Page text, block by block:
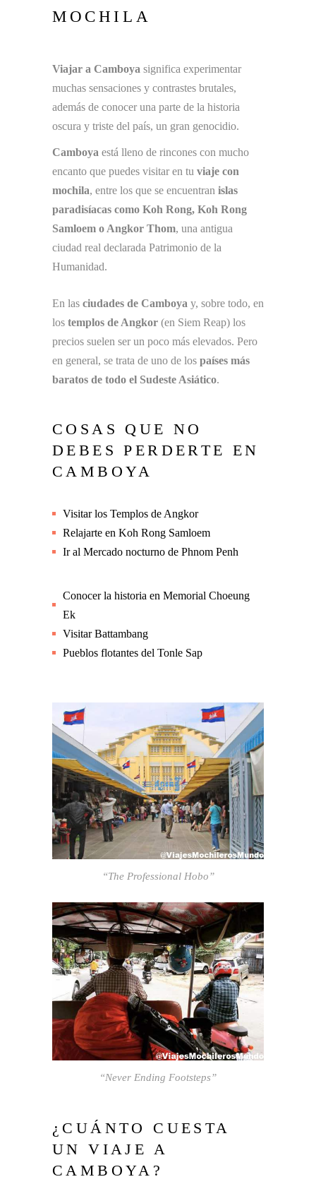
MOCHILA
Viajar a Camboya significa experimentar
muchas sensaciones y contrastes brutales,
además de conocer una parte de la historia
oscura y triste del país, un gran genocidio.
Camboya está lleno de rincones con mucho
encanto que puedes visitar en tu viaje con
mochila, entre los que se encuentran islas
paradisíacas como Koh Rong, Koh Rong
Samloem o Angkor Thom, una antigua
ciudad real declarada Patrimonio de la
Humanidad.
En las ciudades de Camboya y, sobre todo, en
los templos de Angkor (en Siem Reap) los
precios suelen ser un poco más elevados. Pero
en general, se trata de uno de los países más
baratos de todo el Sudeste Asiático.
COSAS QUE NO
DEBES PERDERTE EN
CAMBOYA
Visitar los Templos de Angkor
Relajarte en Koh Rong Samloem
Ir al Mercado nocturno de Phnom Penh
Conocer la historia en Memorial Choeung
Ek
Visitar Battambang
Pueblos flotantes del Tonle Sap
“The Professional Hobo”
“Never Ending Footsteps”
¿CUÁNTO CUESTA
UN VIAJE A
CAMBOYA?